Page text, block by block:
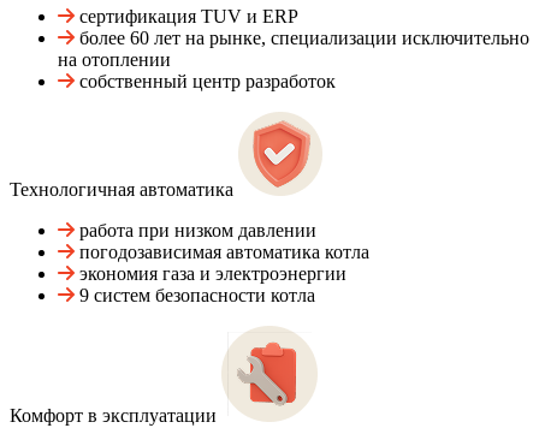
сертификация TUV и ERP
более 60 лет на рынке, специализации исключительно
на отоплении
собственный центр разработок
Технологичная автоматика
работа при низком давлении
погодозависимая автоматика котла
экономия газа и электроэнергии
9 систем безопасности котла
Комфорт в эксплуатации